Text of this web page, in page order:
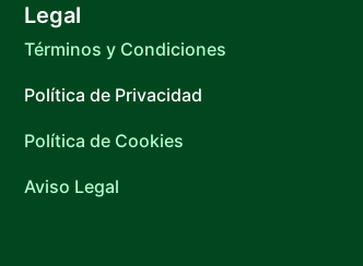
Legal
Términos y Condiciones
Política de Privacidad
Política de Cookies
Aviso Legal